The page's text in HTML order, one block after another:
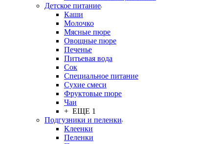
Детское питание
Каши
Молочко
Мясные пюре
Овощные пюре
Печенье
Питьевая вода
Сок
Специальное питание
Сухие смеси
Фруктовые пюре
Чаи
+ ЕЩЕ 1
Подгузники и пеленки
Клеенки
Пеленки